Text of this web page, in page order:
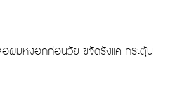
ผมหงอกก่อนวัย ขจัดรังแค กระตุ้น